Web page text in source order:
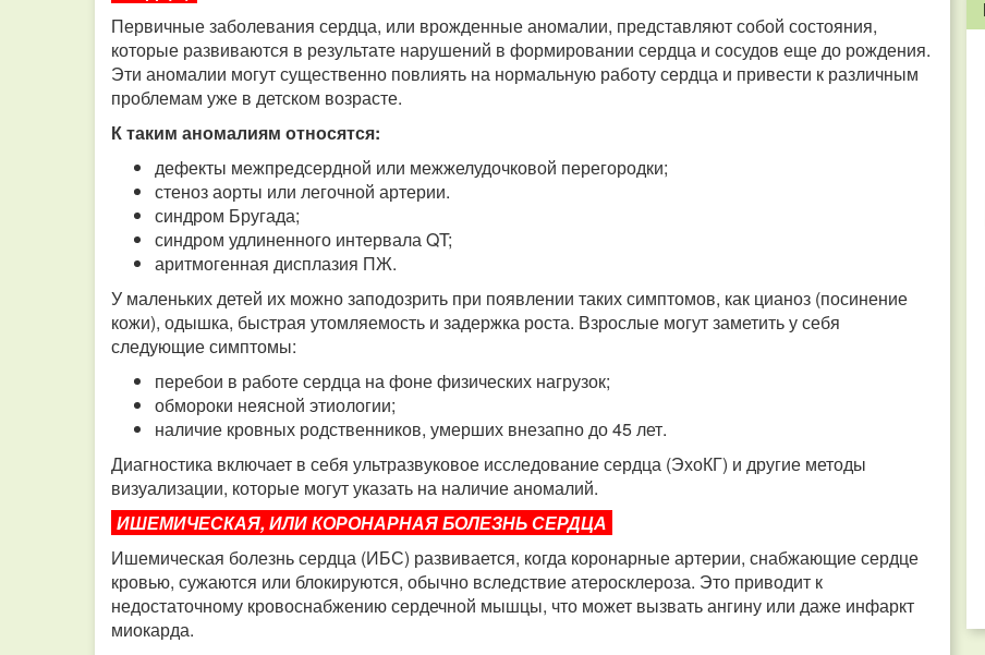
Первичные заболевания сердца, или врожденные аномалии, представляют собой состояния,
которые развиваются в результате нарушений в формировании сердца и сосудов еще до рождения.
Эти аномалии могут существенно повлиять на нормальную работу сердца и привести к различным
проблемам уже в детском возрасте.
К таким аномалиям относятся:
дефекты межпредсердной или межжелудочковой перегородки;
стеноз аорты или легочной артерии.
синдром Бругада;
синдром удлиненного интервала QT;
аритмогенная дисплазия ПЖ.
У маленьких детей их можно заподозрить при появлении таких симптомов, как цианоз (посинение
кожи), одышка, быстрая утомляемость и задержка роста. Взрослые могут заметить у себя
следующие симптомы:
перебои в работе сердца на фоне физических нагрузок;
обмороки неясной этиологии;
наличие кровных родственников, умерших внезапно до 45 лет.
Диагностика включает в себя ультразвуковое исследование сердца (ЭхоКГ) и другие методы
визуализации, которые могут указать на наличие аномалий.
ИШЕМИЧЕСКАЯ, ИЛИ КОРОНАРНАЯ БОЛЕЗНЬ СЕРДЦА
Ишемическая болезнь сердца (ИБС) развивается, когда коронарные артерии, снабжающие сердце
кровью, сужаются или блокируются, обычно вследствие атеросклероза. Это приводит к
недостаточному кровоснабжению сердечной мышцы, что может вызвать ангину или даже инфаркт
миокарда.